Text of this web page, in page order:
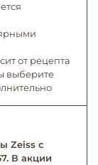
от рецепта
выберите
Zeiss с
В акции